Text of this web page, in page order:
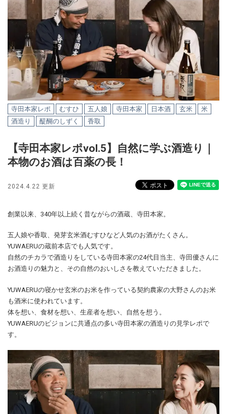
寺田本家レポ むすひ 五人娘 寺田本家 日本酒 玄米
米
酒造り
醍醐のしずく 香取
【寺田本家レポvol.5】自然に学ぶ酒造り｜
本物のお酒は百薬の長！
2024.4.22 更新
創業以来、340年以上続く昔ながらの酒蔵、寺田本家。
五人娘や香取、発芽玄米酒むすひなど人気のお酒がたくさん。
YUWAERUの蔵前本店でも人気です。
自然のチカラで酒造りをしている寺田本家の24代目当主、寺田優さんに
お酒造りの魅力と、その自然のおいしさを教えていただきました。
YUWAERUの寝かせ玄米のお米を作っている契約農家の大野さんのお米
も酒米に使われています。
体を想い、食材を想い、生産者を想い、自然を想う。
YUWAERUのビジョンに共通点の多い寺田本家の酒造りの見学レポで
す。